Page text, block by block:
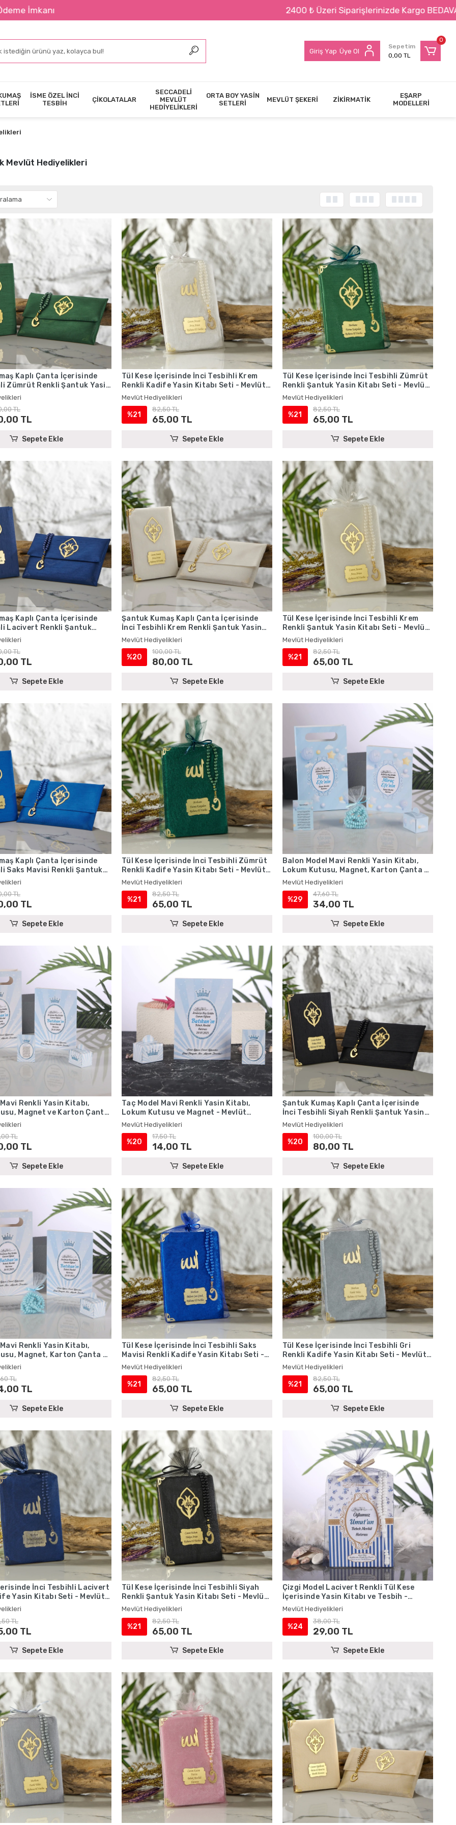
2400 ₺ Üzeri Siparişlerinizde Kargo BEDAVA !!!
Giriş Yap Üye Ol
0
Sepetim
0,00 TL
İSME ÖZEL İNCİ
TESBİH
ÇİKOLATALAR
SECCADELİ
MEVLÜT
HEDİYELİKLERİ
ORTA BOY YASİN
SETLERİ
MEVLÜT ŞEKERİ ZİKİRMATİK
EŞARP
MODELLERİ
Mevlüt Hediyelikleri
Kaplı Çanta İçerisinde
Zümrüt Renkli Şantuk Yasin
Mevlüt Hediyelikleri
TL
TL
Sepete Ekle
Tül Kese İçerisinde İnci Tesbihli Krem
Renkli Kadife Yasin Kitabı Seti - Mevlüt
Hediyelikleri
Mevlüt Hediyelikleri
%21
82,50 TL
65,00 TL
Sepete Ekle
Tül Kese İçerisinde İnci Tesbihli Zümrüt
Renkli Şantuk Yasin Kitabı Seti - Mevlüt
Hediyelikleri
Mevlüt Hediyelikleri
%21
82,50 TL
65,00 TL
Sepete Ekle
Kaplı Çanta İçerisinde
Lacivert Renkli Şantuk
Seti - Mevlüt Hediyelikleri
TL
TL
Sepete Ekle
Şantuk Kumaş Kaplı Çanta İçerisinde
İnci Tesbihli Krem Renkli Şantuk Yasin
Kitabı Seti - Mevlüt Hediyelikleri
Mevlüt Hediyelikleri
%20
100,00 TL
80,00 TL
Sepete Ekle
Tül Kese İçerisinde İnci Tesbihli Krem
Renkli Şantuk Yasin Kitabı Seti - Mevlüt
Hediyelikleri
Mevlüt Hediyelikleri
%21
82,50 TL
65,00 TL
Sepete Ekle
Kaplı Çanta İçerisinde
Saks Mavisi Renkli Şantuk
Seti - Mevlüt Hediyelikleri
TL
TL
Sepete Ekle
Tül Kese İçerisinde İnci Tesbihli Zümrüt
Renkli Kadife Yasin Kitabı Seti - Mevlüt
Hediyelikleri
Mevlüt Hediyelikleri
%21
82,50 TL
65,00 TL
Sepete Ekle
Balon Model Mavi Renkli Yasin Kitabı,
Lokum Kutusu, Magnet, Karton Çanta ve
Tesbih - Mevlüt Hediyelikleri
Mevlüt Hediyelikleri
%29
47,60 TL
34,00 TL
Sepete Ekle
Renkli Yasin Kitabı,
Magnet ve Karton Çanta
TL
TL
Sepete Ekle
Taç Model Mavi Renkli Yasin Kitabı,
Lokum Kutusu ve Magnet - Mevlüt
Hediyelikleri
Mevlüt Hediyelikleri
%20
17,50 TL
14,00 TL
Sepete Ekle
Şantuk Kumaş Kaplı Çanta İçerisinde
İnci Tesbihli Siyah Renkli Şantuk Yasin
Kitabı Seti - Mevlüt Hediyelikleri
Mevlüt Hediyelikleri
%20
100,00 TL
80,00 TL
Sepete Ekle
Renkli Yasin Kitabı,
Magnet, Karton Çanta ve
Hediyelikleri
TL
TL
Sepete Ekle
Tül Kese İçerisinde İnci Tesbihli Saks
Mavisi Renkli Kadife Yasin Kitabı Seti -
Mevlüt Hediyelikleri
Mevlüt Hediyelikleri
%21
82,50 TL
65,00 TL
Sepete Ekle
Tül Kese İçerisinde İnci Tesbihli Gri
Renkli Kadife Yasin Kitabı Seti - Mevlüt
Hediyelikleri
Mevlüt Hediyelikleri
%21
82,50 TL
65,00 TL
Sepete Ekle
İnci Tesbihli Lacivert
Yasin Kitabı Seti - Mevlüt
TL
TL
Sepete Ekle
Tül Kese İçerisinde İnci Tesbihli Siyah
Renkli Şantuk Yasin Kitabı Seti - Mevlüt
Hediyelikleri
Mevlüt Hediyelikleri
%21
82,50 TL
65,00 TL
Sepete Ekle
Çizgi Model Lacivert Renkli Tül Kese
İçerisinde Yasin Kitabı ve Tesbih -
Mevlüt Hediyelikleri
Mevlüt Hediyelikleri
%24
38,00 TL
29,00 TL
Sepete Ekle